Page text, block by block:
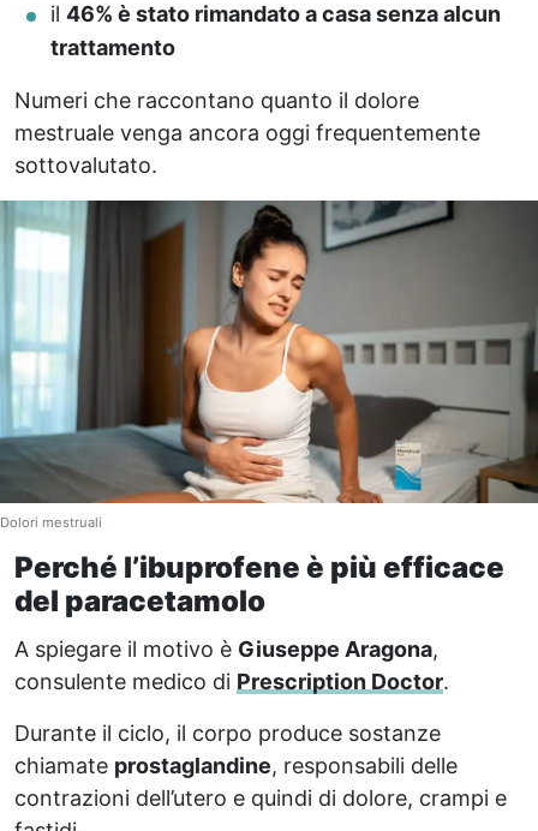
il 46% è stato rimandato a casa senza alcun
trattamento
Numeri che raccontano quanto il dolore
mestruale venga ancora oggi frequentemente
sottovalutato.
Dolori mestruali
Perché l’ibuprofene è più efficace
del paracetamolo
A spiegare il motivo è Giuseppe Aragona,
consulente medico di Prescription Doctor.
Durante il ciclo, il corpo produce sostanze
chiamate prostaglandine, responsabili delle
contrazioni dell’utero e quindi di dolore, crampi e